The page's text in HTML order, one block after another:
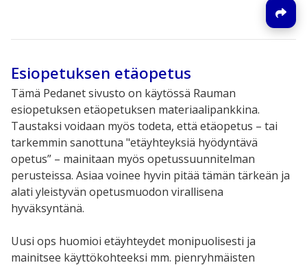
Esiopetuksen etäopetus
Tämä Pedanet sivusto on käytössä Rauman
esiopetuksen etäopetuksen materiaalipankkina.
Taustaksi voidaan myös todeta, että etäopetus – tai
tarkemmin sanottuna "etäyhteyksiä hyödyntävä
opetus” – mainitaan myös opetussuunnitelman
perusteissa. Asiaa voinee hyvin pitää tämän tärkeän ja
alati yleistyvän opetusmuodon virallisena
hyväksyntänä.
Uusi ops huomioi etäyhteydet monipuolisesti ja
mainitsee käyttökohteeksi mm. pienryhmäisten